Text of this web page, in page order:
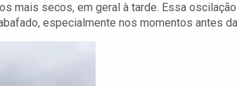
mais secos, em geral à tarde. Essa
especialmente nos momentos antes